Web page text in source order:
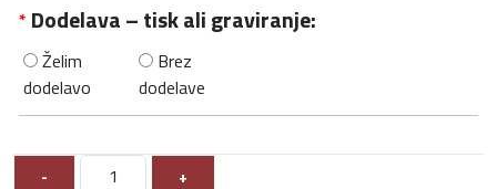
* Dodelava – tisk ali graviranje:
Želim
dodelavo
Brez
dodelave
- +